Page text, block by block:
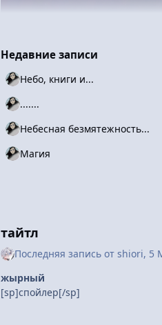
Недавние записи
Небо, книги и...
.......
Небесная безмятежность...
Магия
тайтл
Последняя запись от shiоri, 5
жырный
[sp]спойлер[/sp]